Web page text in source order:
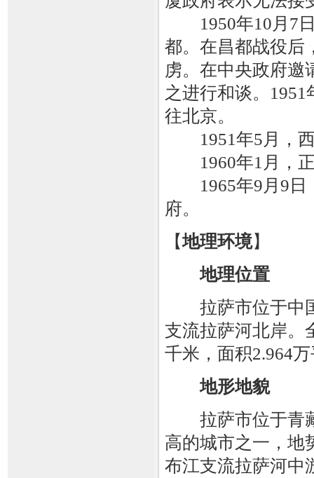
1950年10月7日
都。在昌都战役后
虏。在中央政府邀
之进行和谈。
往北京。
1951年5月，西
1960年1月，正
1965年9月9日
府。
【地理环境】
地理位置
拉萨市位于中国
支流拉萨河北岸。
千米，面积2.964
地形地貌
拉萨市位于青藏
高的城市之一，地
布江支流拉萨河中